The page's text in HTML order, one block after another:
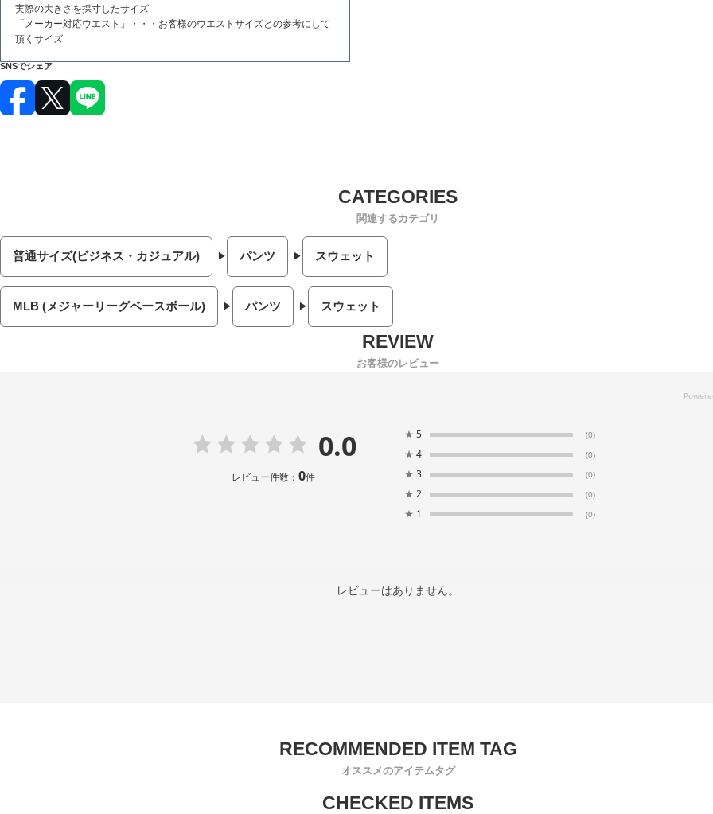
実際の大きさを採寸したサイズ
「メーカー対応ウエスト」・・・お客様のウエストサイズとの参考にして
頂くサイズ
SNSでシェア
関連するカテゴリ
普通サイズ(ビジネス・カジュアル) パンツ スウェット
MLB (メジャーリーグベースボール) パンツ スウェット
お客様のレビュー
0.0
レビュー件数： 0件
★ 5 (0)
★ 4 (0)
★ 3 (0)
★ 2 (0)
★ 1 (0)
レビューはありません。
オススメのアイテムタグ